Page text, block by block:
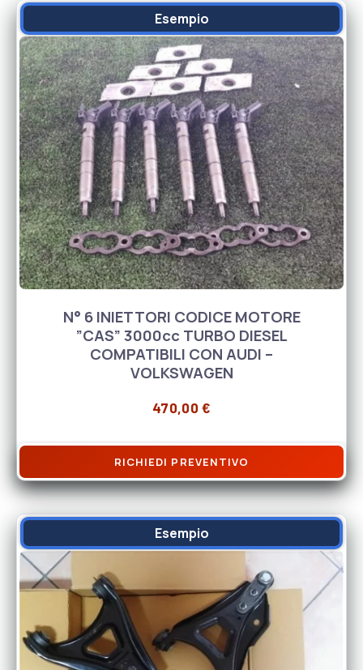
Esempio
N° 6 INIETTORI CODICE MOTORE
”CAS” 3000cc TURBO DIESEL
COMPATIBILI CON AUDI –
VOLKSWAGEN
470,00 €
RICHIEDI PREVENTIVO
Esempio